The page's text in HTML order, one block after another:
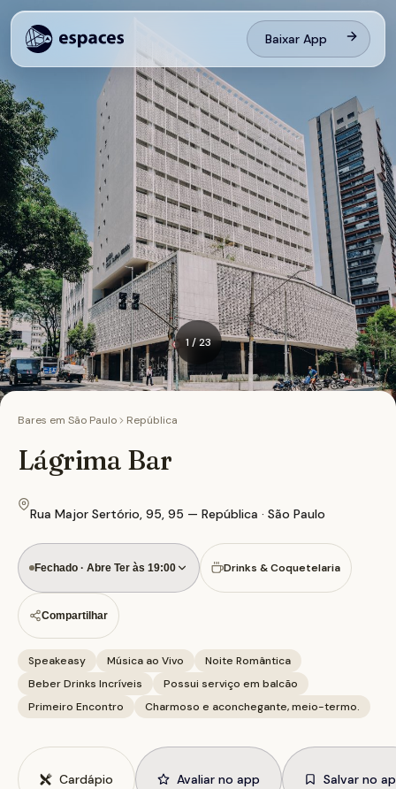
Baixar App
1/23
Bares em São Paulo República
Lágrima Bar
Rua Major Sertório, 95, 95 — República · São Paulo
Fechado · Abre Ter às 19:00 Drinks & Coquetelaria
Compartilhar
Speakeasy Música ao Vivo
Noite Romântica
Beber Drinks Incríveis
Possui serviço em balcão
Primeiro Encontro
Charmoso e aconchegante, meio-termo.
Cardápio Avaliar no app Salvar no